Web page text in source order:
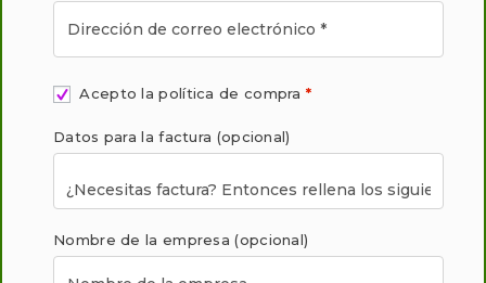
Acepto la política de compra *
Datos para la factura (opcional)
Nombre de la empresa(opcional)